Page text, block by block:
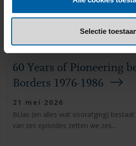
Selectie
60 Years of Pioneering
Borders 1976-1986
21 mei 2026
BUas (en alles wat voorafging)
van zes episodes zetten we zes...